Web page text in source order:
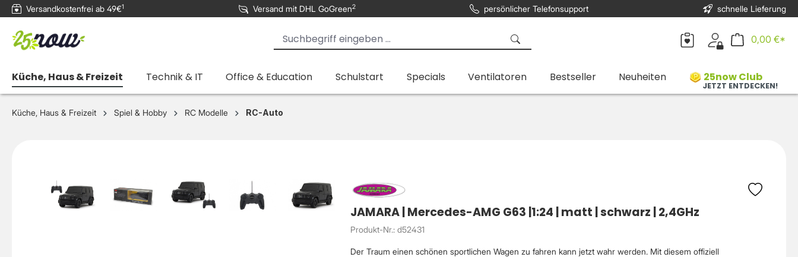
springen Zur Hauptnavigation springen
Versandkostenfrei ab 49€1 Versand mit DHL GoGreen2 persönlicher Telefonsupport schnelle Lieferung
0,00 €*
Küche, Haus & Freizeit Technik & IT Office & Education Schulstart Specials Ventilatoren Bestseller Neuheiten 25now Club
JETZT ENTDECKEN!
Küche, Haus & Freizeit Spiel & Hobby RC Modelle RC-Auto
JAMARA | Mercedes-AMG G63 |1:24 | matt | schwarz | 2,4GHz
Produkt-Nr.: d52431
Der Traum einen schönen sportlichen Wagen zu fahren kann jetzt wahr werden. Mit diesem offiziell